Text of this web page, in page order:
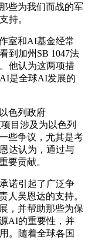
些为我们而战的军
持。
室和AI基金经常
到加州SB 1047法
他认为这两项措
是全球AI发展的
色列政府
目涉及为以色列
些争议，尤其是考
达认为，通过与
要贡献。
诺引起了广泛争
人吴恩达的支持。
，并帮助那些为保
AI的重要性，并
。随着全球各国